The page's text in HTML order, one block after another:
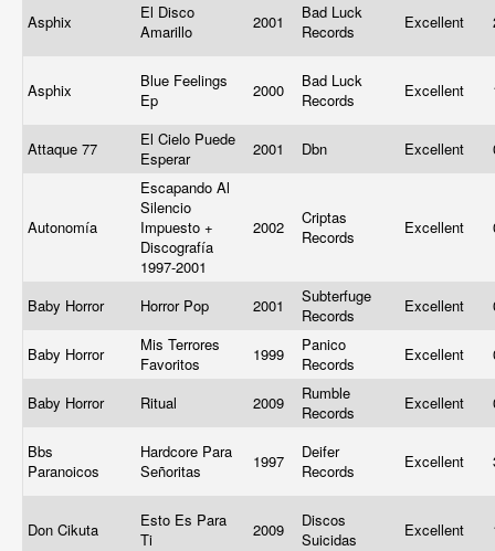
Asphix
El Disco
Amarillo
2001
Bad Luck
Records
Excellent
Asphix
Blue Feelings
Ep
2000
Bad Luck
Records
Excellent
Attaque 77
El Cielo Puede
Esperar
2001 Dbn Excellent
Autonomía
Escapando Al
Silencio
Impuesto +
Discografía
1997-2001
2002
Criptas
Records
Excellent
Baby Horror Horror Pop 2001
Subterfuge
Records
Excellent
Baby Horror
Mis Terrores
Favoritos
1999
Panico
Records
Excellent
Baby Horror Ritual 2009
Rumble
Records
Excellent
Bbs
Paranoicos
Hardcore Para
Señoritas
1997
Deifer
Records
Excellent
Don Cikuta
Esto Es Para
Ti
2009
Discos
Suicidas
Excellent